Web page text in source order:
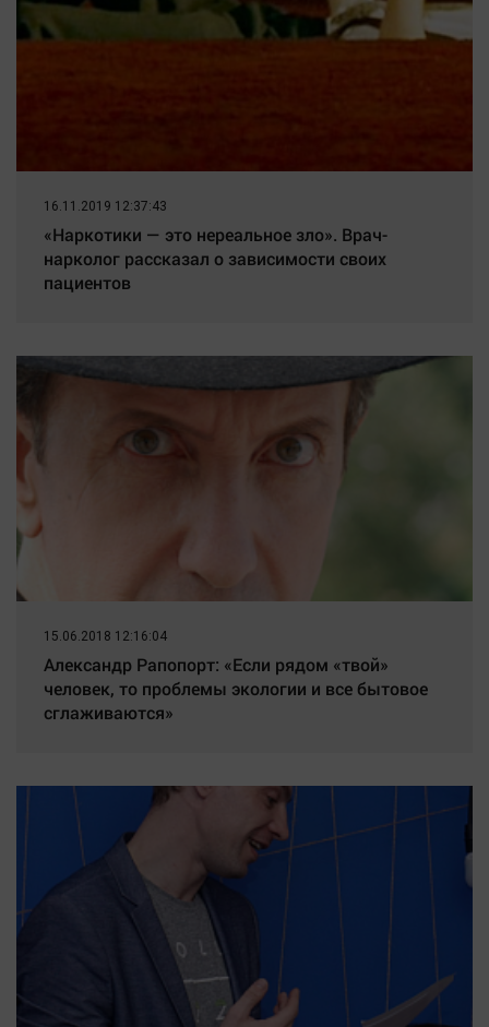
16.11.2019 12:37:43
«Наркотики — это нереальное зло». Врач-
нарколог рассказал о зависимости своих
пациентов
15.06.2018 12:16:04
Александр Рапопорт: «Если рядом «твой»
человек, то проблемы экологии и все бытовое
сглаживаются»